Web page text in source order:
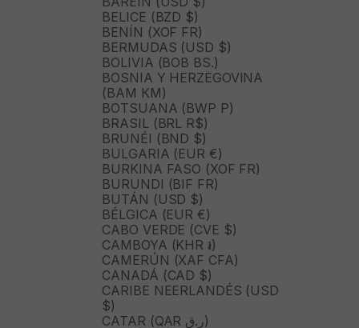
BELICE (BZD $)
BENÍN (XOF FR)
BERMUDAS (USD $)
BOLIVIA (BOB BS.)
BOSNIA Y HERZEGOVINA
(BAM КМ)
BOTSUANA (BWP P)
BRASIL (BRL R$)
BRUNÉI (BND $)
BULGARIA (EUR €)
BURKINA FASO (XOF FR)
BURUNDI (BIF FR)
BUTÁN (USD $)
BÉLGICA (EUR €)
CABO VERDE (CVE $)
CAMBOYA (KHR ៛)
CAMERÚN (XAF CFA)
CANADÁ (CAD $)
CARIBE NEERLANDÉS (USD
$)
CATAR (QAR ر.ق)